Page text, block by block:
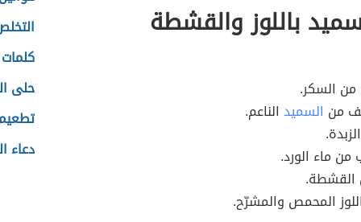
باللوز والقشطة
السكر.
من السميد الناعم.
ماء الورد.
القشطة.
المحمص والمشرّح.
حلى
دعاء